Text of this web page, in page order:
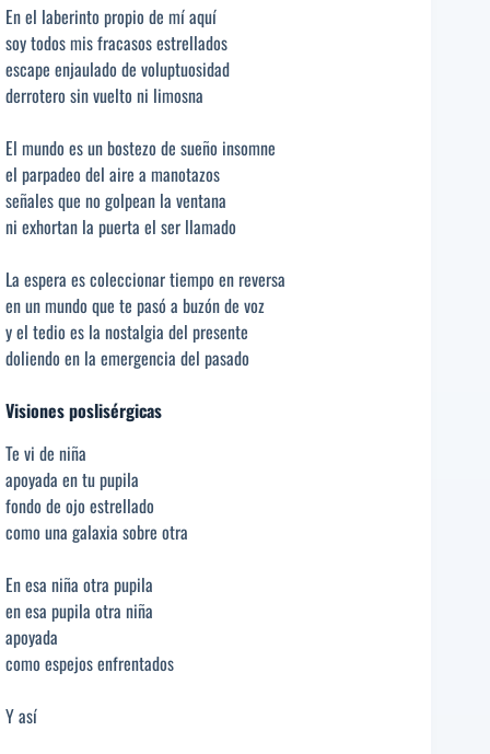
En el laberinto propio de mí aquí
soy todos mis fracasos estrellados
escape enjaulado de voluptuosidad
derrotero sin vuelto ni limosna
El mundo es un bostezo de sueño insomne
el parpadeo del aire a manotazos
señales que no golpean la ventana
ni exhortan la puerta el ser llamado
La espera es coleccionar tiempo en reversa
en un mundo que te pasó a buzón de voz
y el tedio es la nostalgia del presente
doliendo en la emergencia del pasado
Visiones poslisérgicas
Te vi de niña
apoyada en tu pupila
fondo de ojo estrellado
como una galaxia sobre otra
En esa niña otra pupila
en esa pupila otra niña
apoyada
como espejos enfrentados
Y así